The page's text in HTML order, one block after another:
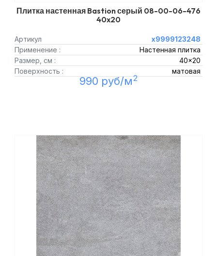
Плитка настенная Bastion серый 08-00-06-476
40x20
Артикул
х9999123248
Применение :
Настенная плитка
Размер, см :
40x20
Поверхность :
матовая
990 руб/м2